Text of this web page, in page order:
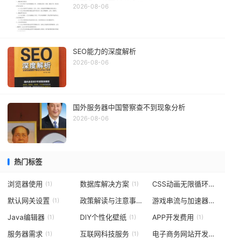
2026-08-06
SEO能力的深度解析
2026-08-06
国外服务器中国警察查不到现象分析
2026-08-06
热门标签
浏览器使用 (1) 数据库解决方案 (1) CSS动画无限循环
(1)
默认网关设置 (1) 政策解读与注意事项 (1)
游戏串流与加速器使用注意事项
Java编辑器 (1) DIY个性化壁纸 (1) APP开发费用 (1)
服务器需求 (1) 互联网科技服务 (1) 电子商务网站开发流程